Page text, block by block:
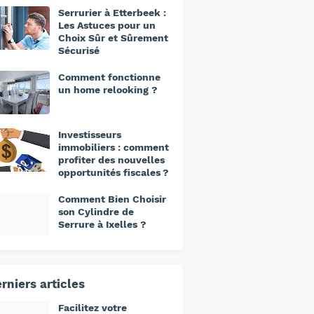
Serrurier à Etterbeek :
Les Astuces pour un
Choix Sûr et Sûrement
Sécurisé
Comment fonctionne
un home relooking ?
Investisseurs
immobiliers : comment
profiter des nouvelles
opportunités fiscales ?
Comment Bien Choisir
son Cylindre de
Serrure à Ixelles ?
articles
Facilitez votre